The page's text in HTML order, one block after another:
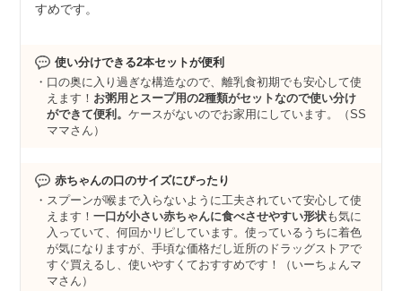
すめです。
使い分けできる2本セットが便利
口の奥に入り過ぎな構造なので、離乳食初期でも安心して使
えます！ お粥用とスープ用の2種類がセットなので使い分け
ができて便利。ケースがないのでお家用にしています。（SS
ママさん）
赤ちゃんの口のサイズにぴったり
スプーンが喉まで入らないように工夫されていて安心して使
えます！一口が小さい赤ちゃんに食べさせやすい形状も気に
入っていて、何回かリピしています。使っているうちに着色
が気になりますが、手頃な価格だし近所のドラッグストアで
すぐ買えるし、使いやすくておすすめです！（いーちょんマ
マさん）